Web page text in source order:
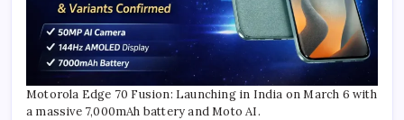
Motorola Edge 70 Fusion: Launching in India on March 6 with
a massive 7,000mAh battery and Moto AI.